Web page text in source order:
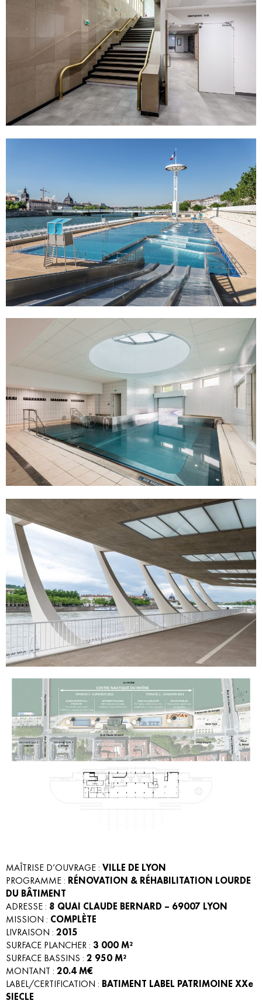
MAÎTRISE D’OUVRAGE : VILLE DE LYON
PROGRAMME : RÉNOVATION & RÉHABILITATION LOURDE
DU BÂTIMENT
ADRESSE : 8 QUAI CLAUDE BERNARD – 69007 LYON
MISSION : COMPLÈTE
LIVRAISON : 2015
SURFACE PLANCHER : 3 000 M²
SURFACE BASSINS : 2 950 M²
MONTANT : 20.4 M€
LABEL/CERTIFICATION : BATIMENT LABEL PATRIMOINE XXe
SIECLE